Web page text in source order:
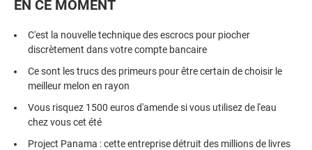
EN CE MOMENT
C'est la nouvelle technique des escrocs pour piocher
discrètement dans votre compte bancaire
Ce sont les trucs des primeurs pour être certain de choisir le
meilleur melon en rayon
Vous risquez 1500 euros d'amende si vous utilisez de l'eau
chez vous cet été
Project Panama : cette entreprise détruit des millions de livres